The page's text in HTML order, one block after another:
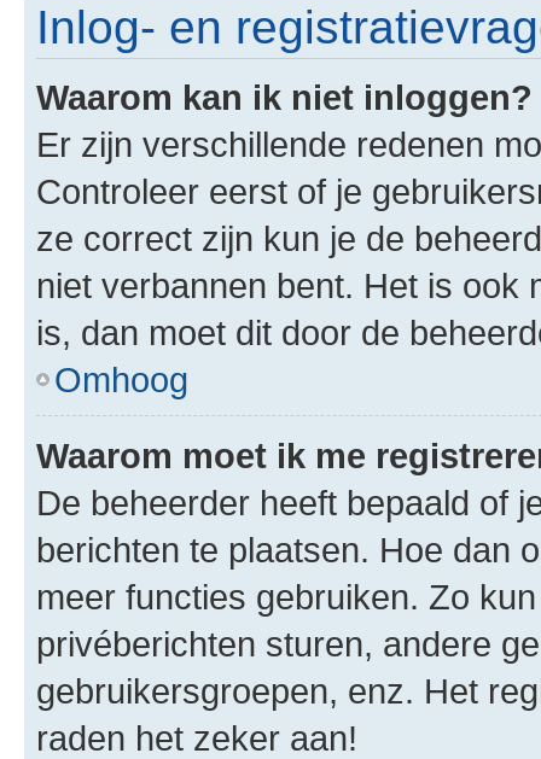
Inlog- en
Waarom kan ik niet inloggen?
Er zijn verschillende redenen
Controleer eerst of je
ze correct zijn kun je de
niet verbannen bent. Het is ook
is, dan moet dit door de
Omhoog
Waarom moet ik me
De beheerder heeft bepaald of
berichten te plaatsen. Hoe dan
meer functies gebruiken. Zo
privéberichten sturen, andere
gebruikersgroepen, enz. Het
raden het zeker aan!